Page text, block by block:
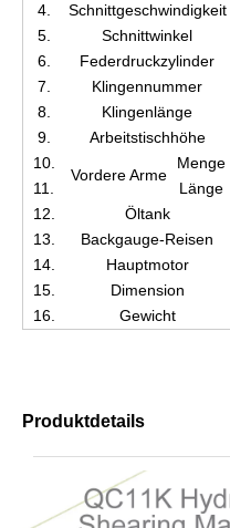
4.
Schnittgeschwindigkeit
5.
Schnittwinkel
6.
Federdruckzylinder
7.
Klingennummer
8.
Klingenlänge
9.
Arbeitstischhöhe
10.
Vordere Arme
Menge
11.
Länge
12.
Öltank
13.
Backgauge-Reisen
14.
Hauptmotor
15.
Dimension
16.
Gewicht
Produktdetails